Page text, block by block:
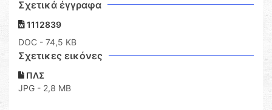
Σχετικά έγγραφα
1112839
DOC - 74,5 KB
Σχετικες εικόνες
ΠΛΣ
JPG - 2,8 MB